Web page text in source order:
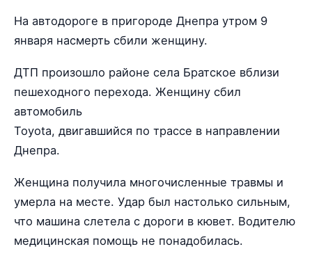
На автодороге в пригороде Днепра утром 9
января насмерть сбили женщину.
ДТП произошло районе села Братское вблизи
пешеходного перехода. Женщину сбил
автомобиль
Toyota, двигавшийся по трассе в направлении
Днепра.
Женщина получила многочисленные травмы и
умерла на месте. Удар был настолько сильным,
что машина слетела с дороги в кювет. Водителю
медицинская помощь не понадобилась.